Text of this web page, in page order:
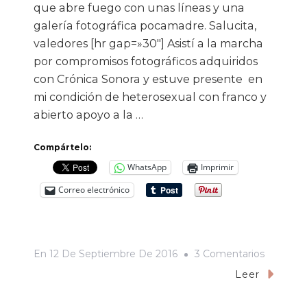
que abre fuego con unas líneas y una
galería fotográfica pocamadre. Salucita,
valedores [hr gap=»30″] Asistí a la marcha
por compromisos fotográficos adquiridos
con Crónica Sonora y estuve presente en
mi condición de heterosexual con franco y
abierto apoyo a la …
Compártelo:
WhatsApp
Imprimir
Correo electrónico
En 12 De Septiembre De 2016 3 ComentariosEn
Crónica
Leer